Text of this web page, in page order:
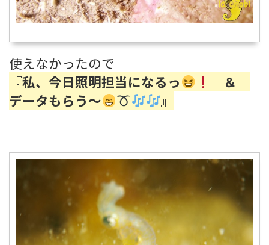
使えなかったので
『私、今日照明担当になるっ
＆
データもらう～
』